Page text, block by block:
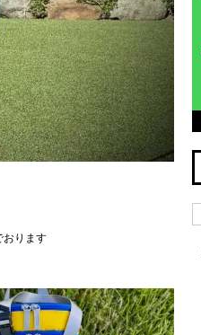
んでおります